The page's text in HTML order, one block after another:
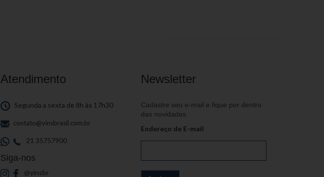
Atendimento
Segunda a sexta de 8h às 17h30
contato@yinsbrasil.com.br
21 35757900
Siga-nos
@yinsbr
Newsletter
Cadastre seu e-mail e fique por dentro
das novidades
Endereço de E-mail